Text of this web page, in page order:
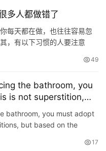
多人都做错了
每天都在做，也往往容易忽
，有以下习惯的人要注意
包围着，从而污染室内环
对较快，所以卫生间尽量放
49
the bathroom, you
is not superstition,
who have been there.
bathroom, you must adopt
but based on the
17